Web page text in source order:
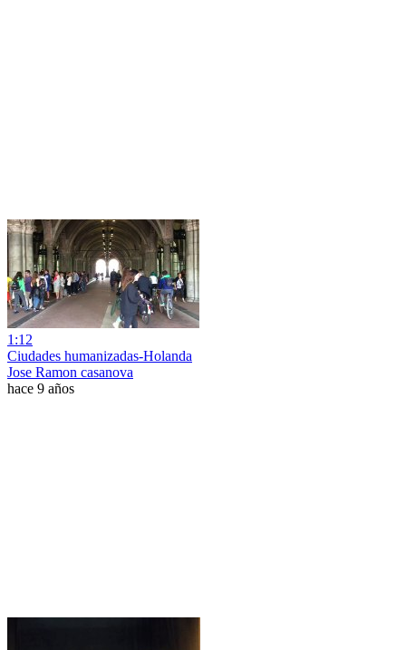
1:12
Ciudades humanizadas-Holanda
Jose Ramon casanova
hace 9 años